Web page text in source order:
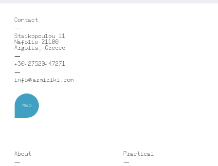
Contact
Staikopoulou 11
Nafplio 21100
Argolis, Greece
+30-27520-47271
info@armiriki.com
map
About Practical